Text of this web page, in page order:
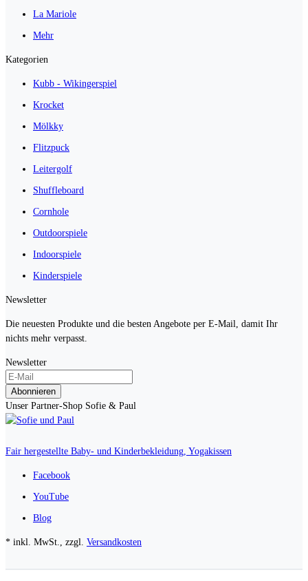
La Mariole
Mehr
Kategorien
Kubb - Wikingerspiel
Krocket
Mölkky
Flitzpuck
Leitergolf
Shuffleboard
Cornhole
Outdoorspiele
Indoorspiele
Kinderspiele
Newsletter
Die neuesten Produkte und die besten Angebote per E-Mail, damit Ihr
nichts mehr verpasst.
Newsletter
Abonnieren
Unser Partner-Shop Sofie & Paul
Fair hergestellte Baby- und Kinderbekleidung, Yogakissen
Facebook
YouTube
Blog
* inkl. MwSt., zzgl. Versandkosten